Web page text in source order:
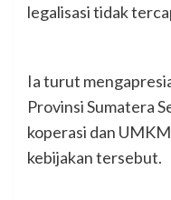
legalisasi tidak
Ia turut
Provinsi Sumatera
koperasi dan
kebijakan tersebut.